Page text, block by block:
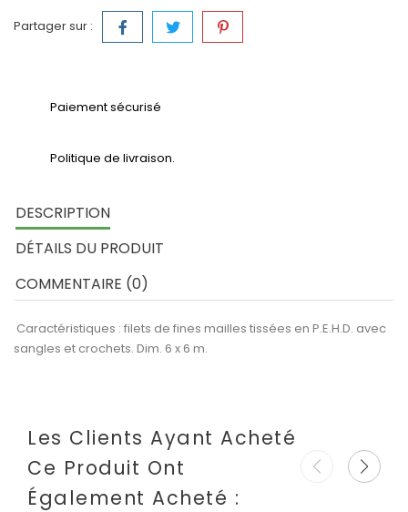
Partager sur :
Paiement sécurisé
Politique de livraison.
DESCRIPTION
DÉTAILS DU PRODUIT
COMMENTAIRE (0)
Caractéristiques : filets de fines mailles tissées en P.E.H.D. avec
sangles et crochets. Dim. 6 x 6 m.
Les Clients Ayant Acheté
Ce Produit Ont
Également Acheté :